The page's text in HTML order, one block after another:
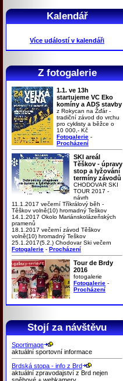
Kalendář
Více událostí v kalendáři
Z fotogalerie
1.1. ve 13h
startujeme VC Eko
komíny a ADS stavby
z Rokycan na Žďár -
tradiční závod do vrchu
pro cyklisty a běžce o
10 000,- Kč
Fotogalerie -
Procházení
SKI areál
Těškov - úpravy
stop a lyžování
termíny závodů
CHODOVAR SKI
TOUR 2017 -
návrh
11.1.2017 večerní Tříkrálový běh -
Těškov volně(10) hromadný Teškov
14.1.2017 Okolo Mariánskolázeňských
pramenů
18.1.2017 večerní závod Těškov
volně(10) hromadný Teškov
25.1.2017(5.2.) Chodovar Ski večern
Fotogalerie - Procházení
Tour de Brdy
2016
fotogalerie
Fotogalerie -
Procházení
Stojí za návštěvu
Sportimage
aktuální sportovní informace
Brdská stopa - info z Brd
aktuální zpravodajství z Brd nejen